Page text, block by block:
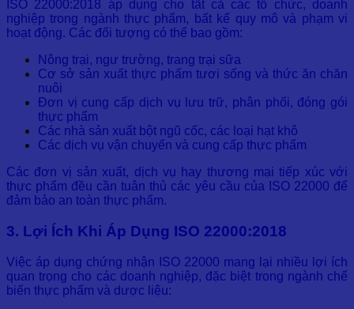
ISO 22000:2018 áp dụng cho tất cả các tổ chức, doanh
nghiệp trong ngành thực phẩm, bất kể quy mô và phạm vi
hoạt động. Các đối tượng có thể bao gồm:
Nông trại, ngư trường, trang trại sữa
Cơ sở sản xuất thực phẩm tươi sống và thức ăn chăn
nuôi
Đơn vị cung cấp dịch vụ lưu trữ, phân phối, đóng gói
thực phẩm
Các nhà sản xuất bột ngũ cốc, các loại hạt khô
Các dịch vụ vận chuyển và cung cấp thực phẩm
Các đơn vị sản xuất, dịch vụ hay thương mại tiếp xúc với
thực phẩm đều cần tuân thủ các yêu cầu của ISO 22000 để
đảm bảo an toàn thực phẩm.
3. Lợi Ích Khi Áp Dụng ISO 22000:2018
Việc áp dụng chứng nhận ISO 22000 mang lại nhiều lợi ích
quan trọng cho các doanh nghiệp, đặc biệt trong ngành chế
biến thực phẩm và dược liệu: